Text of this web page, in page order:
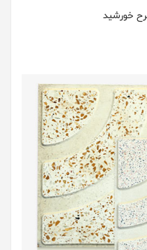
خورشید